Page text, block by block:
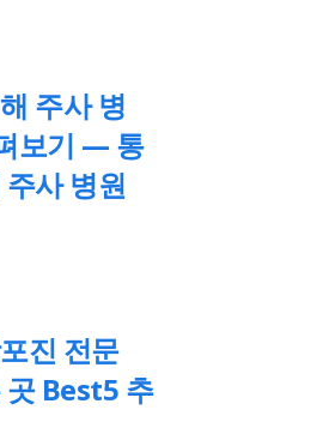
주사 병
보기 — 통
사 병원
진 전문
곳 Best5 추